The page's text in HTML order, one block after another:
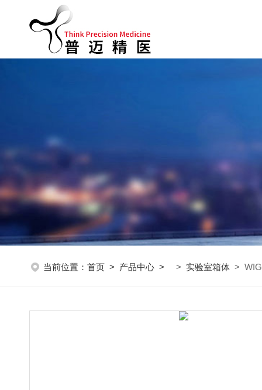
当前位置： 首页 > 产品中心 > > 实验室箱体 >